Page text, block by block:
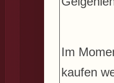
Im
kaufen